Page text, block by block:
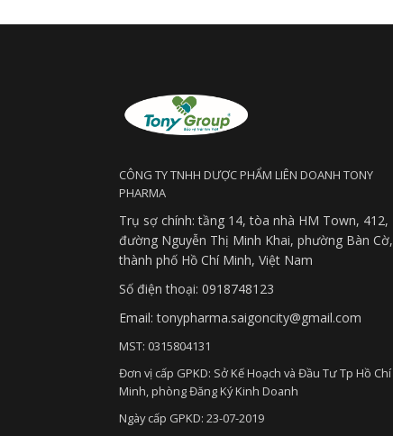
CÔNG TY TNHH DƯỢC PHẨM LIÊN DOANH TONY
PHARMA
Trụ sợ chính: tầng 14, tòa nhà HM Town, 412,
đường Nguyễn Thị Minh Khai, phường Bàn Cờ,
thành phố Hồ Chí Minh, Việt Nam
Số điện thoại: 0918748123
Email: tonypharma.saigoncity@gmail.com
MST: 0315804131
Đơn vị cấp GPKD: Sở Kế Hoạch và Đầu Tư Tp Hồ Chí
Minh, phòng Đăng Ký Kinh Doanh
Ngày cấp GPKD: 23-07-2019